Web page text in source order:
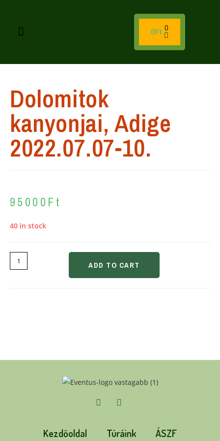
0Ft 0
Dolomitok
kanyonjai, Adige
2022.07.07-10.
95000 Ft
40 in stock
ADD TO CART
Kezdőoldal Túráink ÁSZF